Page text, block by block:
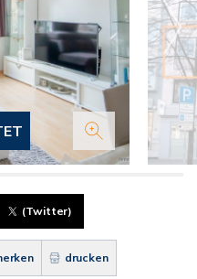
(Twitter)
drucken